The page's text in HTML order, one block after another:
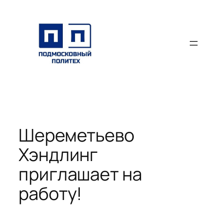
содержимому
Шереметьево
Хэндлинг
приглашает на
работу!